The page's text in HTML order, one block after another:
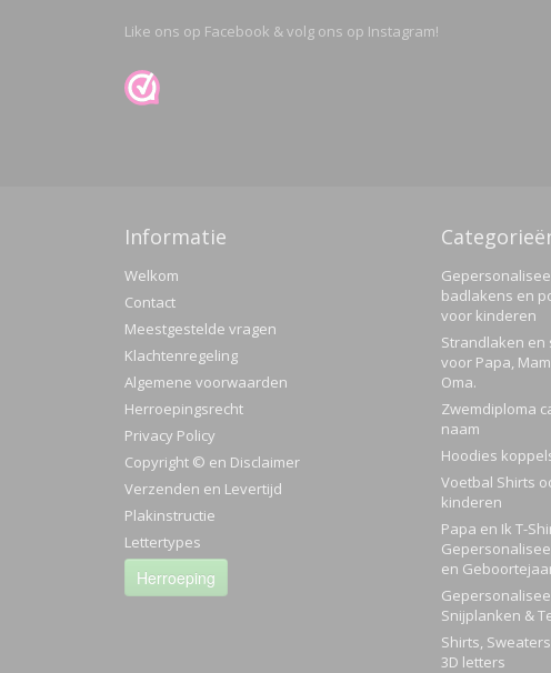
Like ons op Facebook & volg ons op Instagram!
Informatie
Welkom
Contact
Meestgestelde vragen
Klachtenregeling
Algemene voorwaarden
Herroepingsrecht
Privacy Policy
Copyright © en Disclaimer
Verzenden en Levertijd
Plakinstructie
Lettertypes
Herroeping
badlakens en
voor kinderen
Strandlaken en
voor Papa,
Oma.
Zwemdiploma
naam
Hoodies
Voetbal Shirts
kinderen
Papa en Ik T-
en
Snijplanken &
Shirts,
3D letters